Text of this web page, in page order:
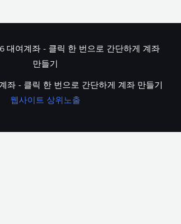
여계좌 - 클릭 한 번으로 간단하게 계좌
만들기
좌 - 클릭 한 번으로 간단하게 계좌 만들기
웹사이트 상위노출